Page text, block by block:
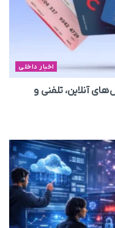
اخبار داخلی
آنلاین، تلفنی و